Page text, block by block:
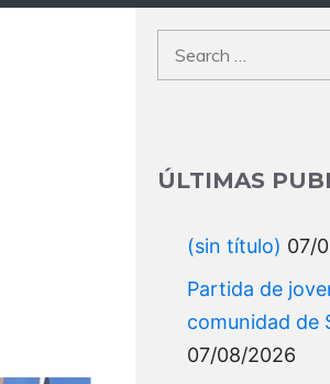
Search
for:
ÚLTIMAS
(sin título) 07/
Partida de
comunidad de
07/08/2026